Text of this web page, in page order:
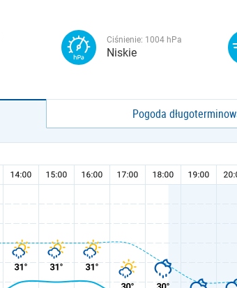
Ciśnienie: 1004 hPa
Niskie
Pogoda